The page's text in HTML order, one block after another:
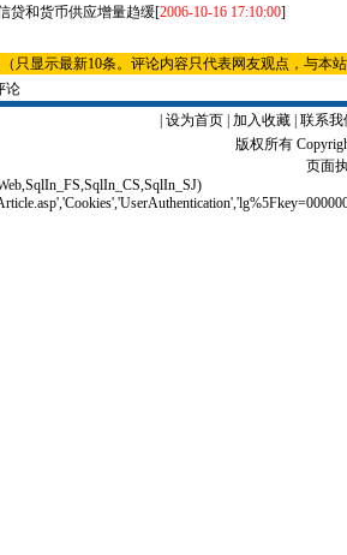
贷和货币供应增量趋缓[2006-10-16 17:10:00]
（只显示最新10条。评论内容只代表网友观点，与本
论
设为首页| 加入收藏| 联系我
版权所有
页面